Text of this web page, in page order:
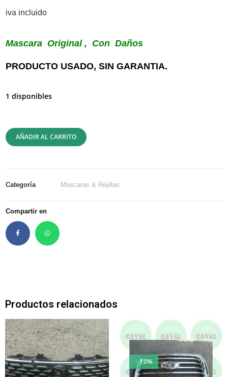
iva incluido
Mascara Original , Con Daños
PRODUCTO USADO, SIN GARANTIA.
1 disponibles
AÑADIR AL CARRITO
Categoría Mascaras & Rejillas
Compartir en
Productos relacionados
- 10%